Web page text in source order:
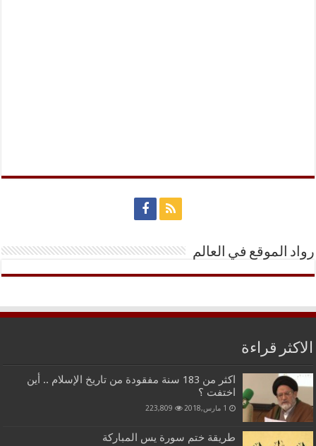
رواد الموقع في العالم
الاكثر قراءة
اكثر من 183 سنة مفقودة من تاريخ الإسلام .. أين
اختفت ؟
1 مارس,2018 223,809
طريقة ختم سورة يس المباركة